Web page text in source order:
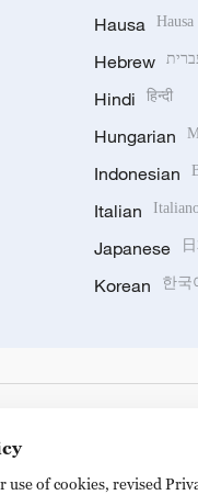
Hausa Hausa
Hebrew
Hindi हिन्दी
Hungarian
Indonesian
Italian
Japanese
Korean 한국
of cookies, revised